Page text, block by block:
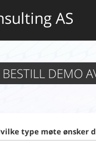
AS
BESTILL DEMO
type møte ønsker